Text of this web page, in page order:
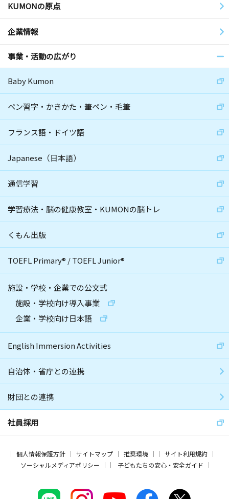
KUMONの原点
企業情報
事業・活動の広がり
Baby Kumon
ペン習字・かきかた・筆ペン・毛筆
フランス語・ドイツ語
Japanese（日本語）
通信学習
学習療法・脳の健康教室・KUMONの脳トレ
くもん出版
TOEFL Primary® /TOEFL Junior®
施設・学校・企業での公文式
施設・学校向け導入事業
企業・学校向け日本語
English Immersion Activities
自治体・省庁との連携
財団との連携
社員採用
個人情報保護方針 サイトマップ 推奨環境
サイト利用規約
ソーシャルメディアポリシー
子どもたちの安心・安全ガイド